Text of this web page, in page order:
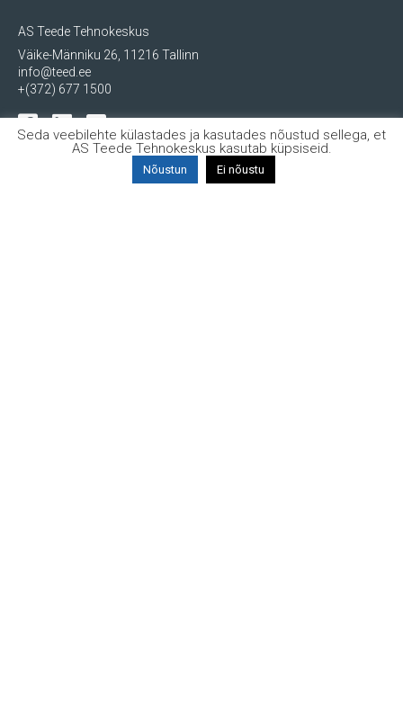
AS Teede Tehnokeskus
Väike-Männiku 26, 11216 Tallinn
info@teed.ee
+(372) 677 1500
Seda veebilehte külastades ja kasutades nõustud sellega, et
AS Teede Tehnokeskus kasutab küpsiseid.
Nõustun Ei nõustu